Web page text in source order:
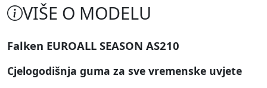
VIŠE O MODELU
Falken EUROALL SEASON AS210
Cjelogodišnja guma za sve vremenske uvjete